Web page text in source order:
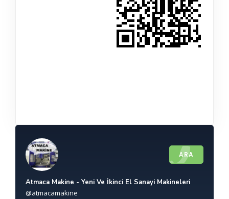
ARA
Atmaca Makine - Yeni Ve İkinci El Sanayi Makineleri
@atmacamakine